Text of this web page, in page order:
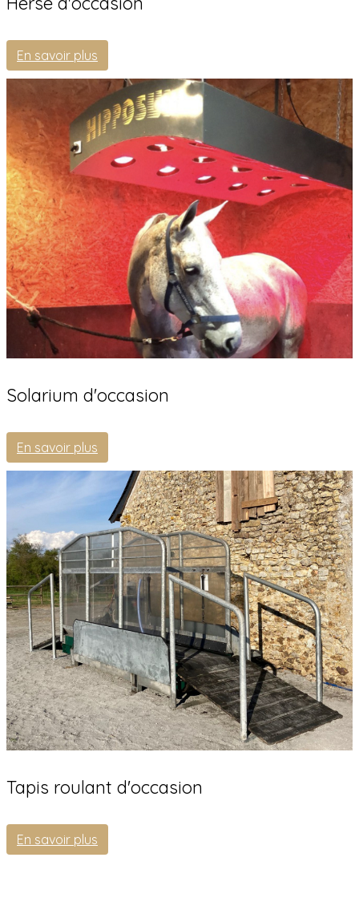
En savoir plus
Solarium d'occasion
En savoir plus
Tapis roulant d'occasion
En savoir plus